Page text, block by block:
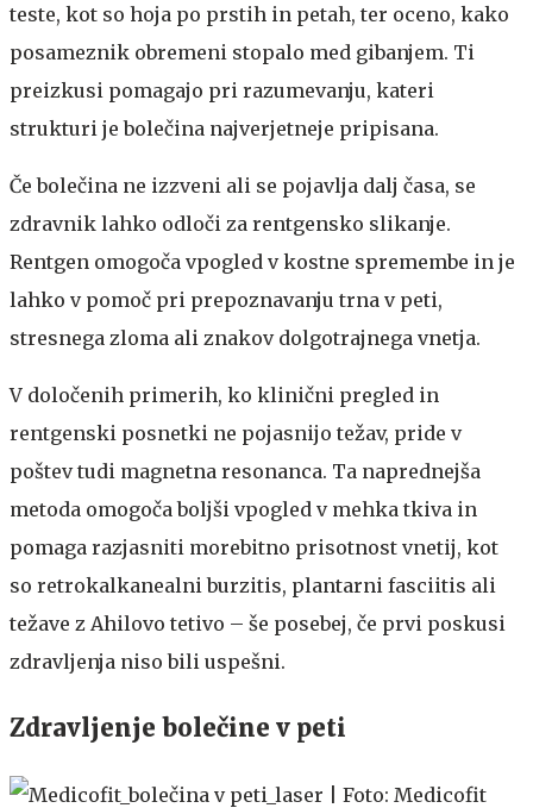
teste, kot so hoja po prstih in petah, ter oceno, kako
posameznik obremeni stopalo med gibanjem. Ti
preizkusi pomagajo pri razumevanju, kateri
strukturi je bolečina najverjetneje pripisana.
Če bolečina ne izzveni ali se pojavlja dalj časa, se
zdravnik lahko odloči za rentgensko slikanje.
Rentgen omogoča vpogled v kostne spremembe in je
lahko v pomoč pri prepoznavanju trna v peti,
stresnega zloma ali znakov dolgotrajnega vnetja.
V določenih primerih, ko klinični pregled in
rentgenski posnetki ne pojasnijo težav, pride v
poštev tudi magnetna resonanca. Ta naprednejša
metoda omogoča boljši vpogled v mehka tkiva in
pomaga razjasniti morebitno prisotnost vnetij, kot
so retrokalkanealni burzitis, plantarni fasciitis ali
težave z Ahilovo tetivo – še posebej, če prvi poskusi
zdravljenja niso bili uspešni.
Zdravljenje bolečine v peti